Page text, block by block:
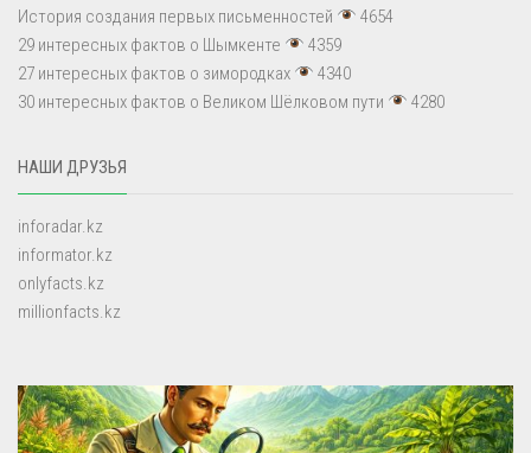
История создания первых письменностей
4654
29 интересных фактов о Шымкенте
4359
27 интересных фактов о зимородках
4340
30 интересных фактов о Великом Шёлковом пути
4280
НАШИ ДРУЗЬЯ
inforadar.kz
informator.kz
onlyfacts.kz
millionfacts.kz